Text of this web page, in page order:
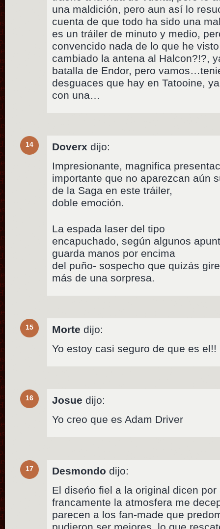
una maldición, pero aun así lo
cuenta de que todo ha sido una
es un tráiler de minuto y medio,
convencido nada de lo que he
cambiado la antena al Halcon?!?,
batalla de Endor, pero
desguaces que hay en Tatooine,
con una…
14 Doverx dijo:
Impresionante, magnifica
importante que no aparezcan aún
de la Saga en este tráiler,
doble emoción.
La espada laser del tipo
encapuchado, según algunos
guarda manos por encima
del puño- sospecho que quizás
más de una sorpresa.
15 Morte dijo:
Yo estoy casi seguro de que es el!!
16 Josue dijo:
Yo creo que es Adam Driver
17 Desmondo dijo:
El diseńo fiel a la original dicen
francamente la atmosfera me
parecen a los fan-made que
pudieron ser mejores, lo que